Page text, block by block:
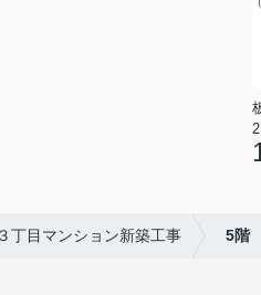
丁目マンション新築工事 5階